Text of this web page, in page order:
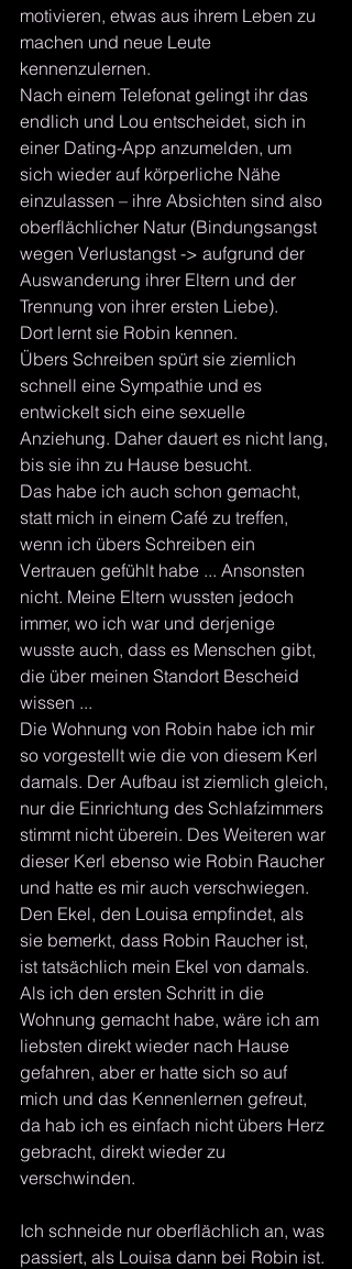
motivieren, etwas aus ihrem Leben zu
machen und neue Leute
kennenzulernen.
Nach einem Telefonat gelingt ihr das
endlich und Lou entscheidet, sich in
einer Dating-App anzumelden, um
sich wieder auf körperliche Nähe
einzulassen – ihre Absichten sind also
oberflächlicher Natur (Bindungsangst
wegen Verlustangst -> aufgrund der
Auswanderung ihrer Eltern und der
Trennung von ihrer ersten Liebe).
Dort lernt sie Robin kennen.
Übers Schreiben spürt sie ziemlich
schnell eine Sympathie und es
entwickelt sich eine sexuelle
Anziehung. Daher dauert es nicht lang,
bis sie ihn zu Hause besucht.
Das habe ich auch schon gemacht,
statt mich in einem Café zu treffen,
wenn ich übers Schreiben ein
Vertrauen gefühlt habe ... Ansonsten
nicht. Meine Eltern wussten jedoch
immer, wo ich war und derjenige
wusste auch, dass es Menschen gibt,
die über meinen Standort Bescheid
wissen ...
Die Wohnung von Robin habe ich mir
so vorgestellt wie die von diesem Kerl
damals. Der Aufbau ist ziemlich gleich,
nur die Einrichtung des Schlafzimmers
stimmt nicht überein. Des Weiteren war
dieser Kerl ebenso wie Robin Raucher
und hatte es mir auch verschwiegen.
Den Ekel, den Louisa empfindet, als
sie bemerkt, dass Robin Raucher ist,
ist tatsächlich mein Ekel von damals.
Als ich den ersten Schritt in die
Wohnung gemacht habe, wäre ich am
liebsten direkt wieder nach Hause
gefahren, aber er hatte sich so auf
mich und das Kennenlernen gefreut,
da hab ich es einfach nicht übers Herz
gebracht, direkt wieder zu
verschwinden.
Ich schneide nur oberflächlich an, was
passiert, als Louisa dann bei Robin ist.